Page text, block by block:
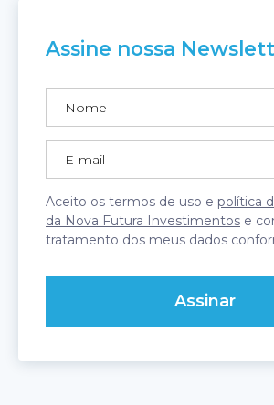
Assine nossa
Aceito os termos de uso e política
da Nova Futura Investimentos e
tratamento dos meus dados